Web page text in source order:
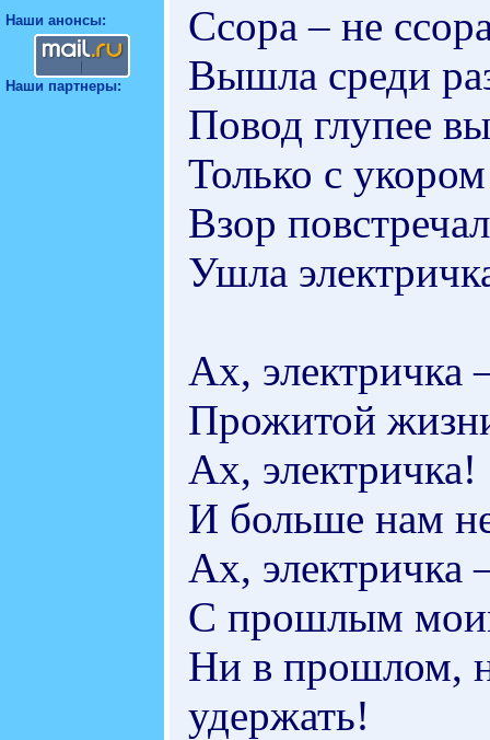
Наши анонсы:
Наши партнеры:
Ссора – не
Вышла среди
Повод глупее
Только с укором
Взор
Ушла
Ах,
Прожитой
Ах, электричка!
И больше нам
Ах,
С прошлым
Ни в прошлом,
удержать!